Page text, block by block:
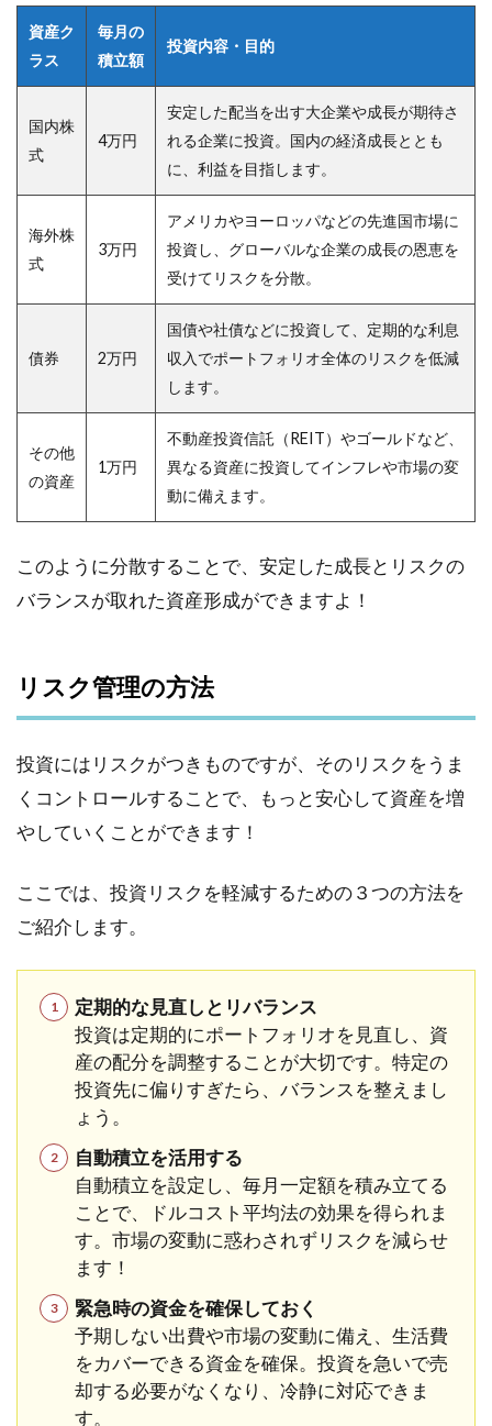
資産ク
ラス
毎月の
積立額
投資内容・目的
国内株
式
4万円
安定した配当を出す大企業や成長が期待さ
れる企業に投資。国内の経済成長ととも
に、利益を目指します。
海外株
式
3万円
アメリカやヨーロッパなどの先進国市場に
投資し、グローバルな企業の成長の恩恵を
受けてリスクを分散。
債券 2万円
国債や社債などに投資して、定期的な利息
収入でポートフォリオ全体のリスクを低減
します。
その他
の資産
1万円
不動産投資信託（REIT）やゴールドなど、
異なる資産に投資してインフレや市場の変
動に備えます。
このように分散することで、安定した成長とリスクの
バランスが取れた資産形成ができますよ！
リスク管理の方法
投資にはリスクがつきものですが、そのリスクをうま
くコントロールすることで、もっと安心して資産を増
やしていくことができます！
ここでは、投資リスクを軽減するための３つの方法を
ご紹介します。
定期的な見直しとリバランス
投資は定期的にポートフォリオを見直し、資
産の配分を調整することが大切です。特定の
投資先に偏りすぎたら、バランスを整えまし
ょう。
自動積立を活用する
自動積立を設定し、毎月一定額を積み立てる
ことで、ドルコスト平均法の効果を得られま
す。市場の変動に惑わされずリスクを減らせ
ます！
緊急時の資金を確保しておく
予期しない出費や市場の変動に備え、生活費
をカバーできる資金を確保。投資を急いで売
却する必要がなくなり、冷静に対応できま
す。